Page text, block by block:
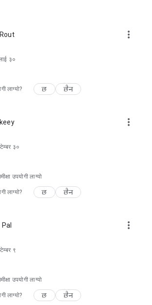
more_vert
३०
लाग्यो? छ छैन
more_vert
३०
उपयोगी लाग्यो
लाग्यो? छ छैन
more_vert
९
उपयोगी लाग्यो
लाग्यो? छ छैन